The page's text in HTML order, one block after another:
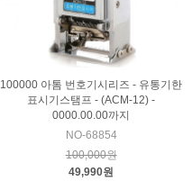
100000 아톰 번호기시리즈 - 유통기한
표시기스탬프 - (ACM-12) -
0000.00.00까지
NO-68854
100,000원
49,990원